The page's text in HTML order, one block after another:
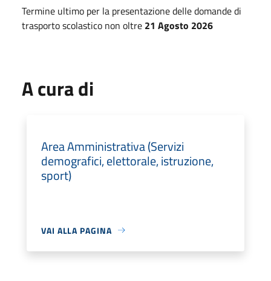
Termine ultimo per la presentazione delle domande di
trasporto scolastico non oltre 21 Agosto 2026
A cura di
Area Amministrativa (Servizi
demografici, elettorale, istruzione,
sport)
VAI ALLA PAGINA